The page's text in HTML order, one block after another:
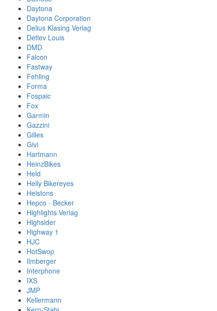
Daytona
Daytona Corporation
Delius Klasing Verlag
Detlev Louis
DMD
Falcon
Fastway
Fehling
Forma
Fospaic
Fox
Garmin
Gazzini
Gilles
Givi
Hartmann
HeinzBikes
Held
Helly Bikereyes
Helstons
Hepco - Becker
Highlights Verlag
Highsider
Highway 1
HJC
HotSwop
Ilmberger
Interphone
IXS
JMP
Kellermann